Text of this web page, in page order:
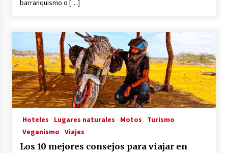
barranquismo o […]
Hoteles Lugares naturales Motos
Turismo
Veganismo
Viajes
Los 10 mejores consejos para viajar en